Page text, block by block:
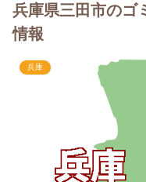
兵庫県三田市のゴ
情報
兵庫